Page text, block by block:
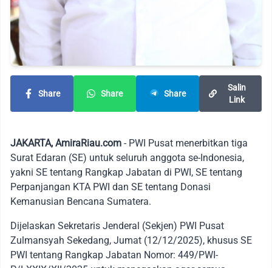
Share Share Share
Salin
Link
JAKARTA, AmiraRiau.com - PWI Pusat menerbitkan tiga
Surat Edaran (SE) untuk seluruh anggota se-Indonesia,
yakni SE tentang Rangkap Jabatan di PWI, SE tentang
Perpanjangan KTA PWI dan SE tentang Donasi
Kemanusian Bencana Sumatera.
Dijelaskan Sekretaris Jenderal (Sekjen) PWI Pusat
Zulmansyah Sekedang, Jumat (12/12/2025), khusus SE
PWI tentang Rangkap Jabatan Nomor: 449/PWI-